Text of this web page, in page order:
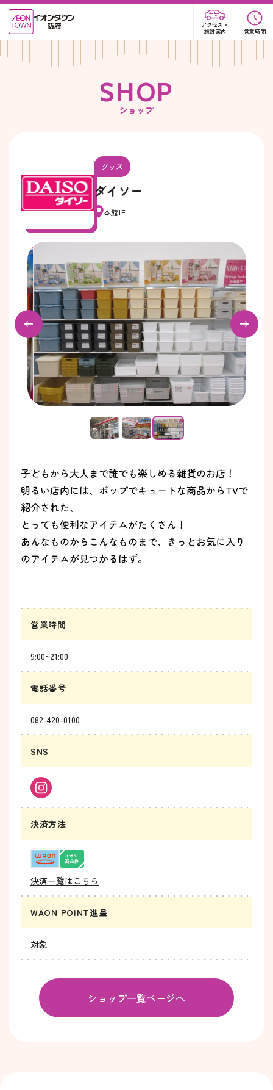
アクセス・
施設案内
営業時間
SHOP
ショップ
グッズ
ダイソー
本館1F
子どもから大人まで誰でも楽しめる雑貨のお店！
明るい店内には、ポップでキュートな商品からTVで
紹介された、
とっても便利なアイテムがたくさん！
あんなものからこんなものまで、きっとお気に入り
のアイテムが見つかるはず。
営業時間
9:00~21:00
電話番号
082-420-0100
SNS
決済方法
決済一覧はこちら
WAON POINT進呈
対象
ショップ一覧ページへ